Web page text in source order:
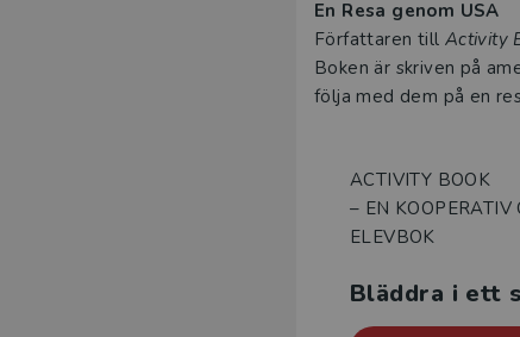
En Resa genom USA
Författaren till Activity
Boken är skriven på
följa med dem på en
ACTIVITY BOOK
– EN KOOPERATIV
ELEVBOK
Bläddra i ett